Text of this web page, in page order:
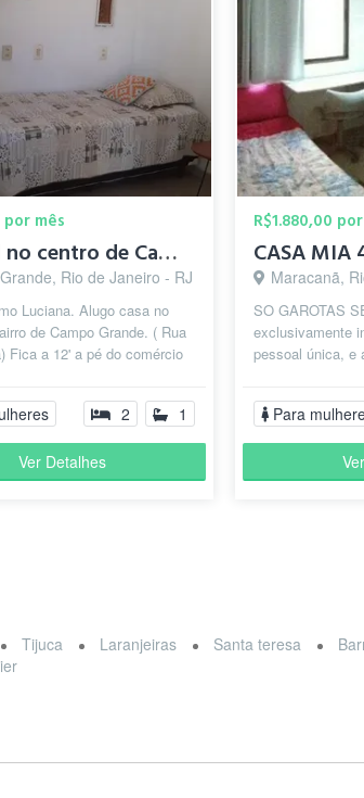
mês
Aluguel no centro de Campo Grande SÓ PRA MULHERES
Rio de Janeiro - RJ
Luciana. Alugo casa no
de Campo Grande. ( Rua
Fica a 12' a pé do comércio
2 1
Ver Detalhes
R$1.880,00
Maracanã,
SO GAROTAS
exclusivamente
pessoal única, e
Metro...
Para
Tijuca Laranjeiras Santa teresa